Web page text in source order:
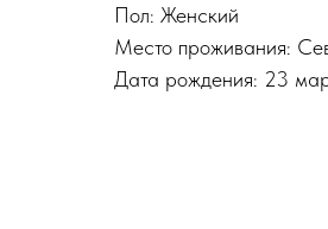
Пол: Женский
Место проживания:
Дата рождения: 23